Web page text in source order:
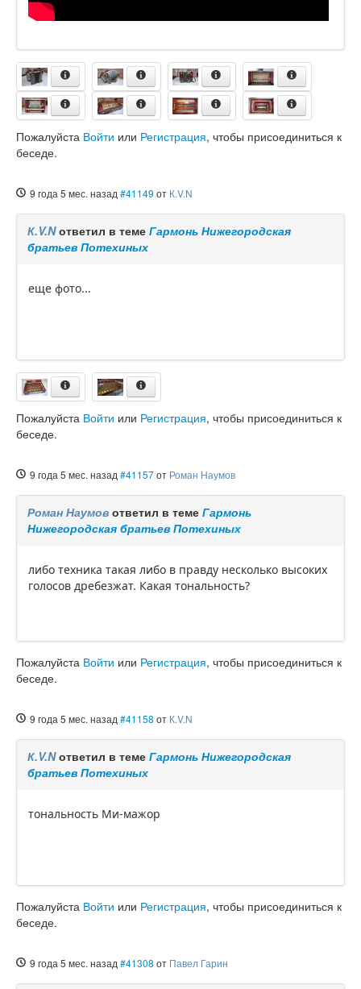
Пожалуйста Войти или Регистрация, чтобы присоединиться к
беседе.
9 года 5 мес. назад #41149 от К.V.N
К.V.Nответил в теме Гармонь Нижегородская
братьев Потехиных
еще фото...
Пожалуйста Войти или Регистрация, чтобы присоединиться к
беседе.
9 года 5 мес. назад #41157от Роман Наумов
Роман Наумов ответил в теме Гармонь
Нижегородская братьев Потехиных
либо техника такая либо в правду несколько высоких
голосов дребезжат. Какая тональность?
Пожалуйста Войти или Регистрация, чтобы присоединиться к
беседе.
9 года 5 мес. назад #41158 от К.V.N
К.V.Nответил в теме Гармонь Нижегородская
братьев Потехиных
тональность Ми-мажор
Пожалуйста Войти или Регистрация, чтобы присоединиться к
беседе.
9 года 5 мес. назад #41308 от Павел Гарин